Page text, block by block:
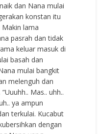
dan Nana mulai
konstan itu
lama
pasrah dan tidak
keluar masuk di
basah dan
mulai bangkit
melenguh dan
Mas.. uhh..
ya ampun
terkulai. Kucabut
dengan